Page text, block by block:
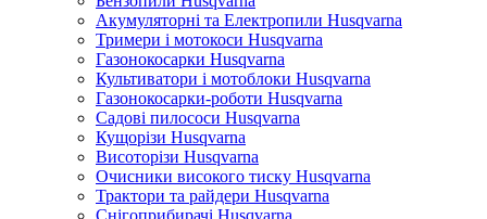
Акумуляторні та Електропили Husqvarna
Тримери і мотокоси Husqvarna
Газонокосарки Husqvarna
Культиватори і мотоблоки Husqvarna
Газонокосарки-роботи Husqvarna
Садові пилососи Husqvarna
Кущорізи Husqvarna
Висоторізи Husqvarna
Очисники високого тиску Husqvarna
Трактори та райдери Husqvarna
Снігоприбирачі Husqvarna